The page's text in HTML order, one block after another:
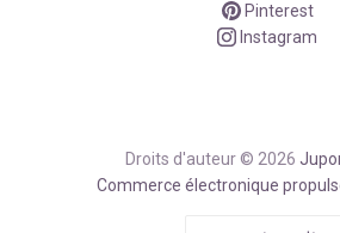
Pinterest
Instagram
Droits d'auteur © 2026
Commerce électronique